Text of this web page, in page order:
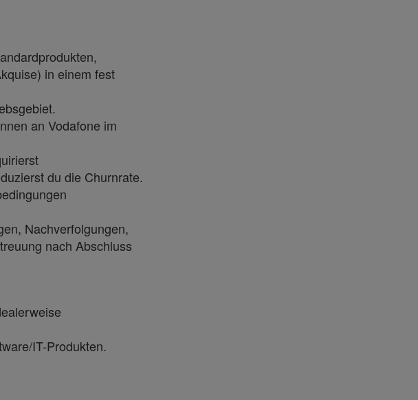
in einem fest
an Vodafone im
du die Churnrate.
Nachverfolgungen,
nach Abschluss
IT-Produkten.